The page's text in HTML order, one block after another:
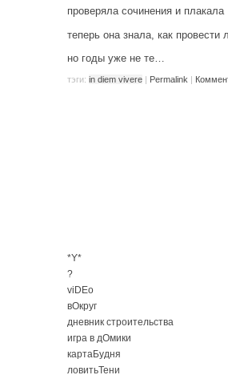
проверяла сочинения и плакала
теперь она знала, как провести
но годы уже не те…
тэги: in diem vivere | Permalink |
*Y*
?
viDEo
вОкруг
дневник строительства
игра в дОмики
картаБудня
ловитьТени